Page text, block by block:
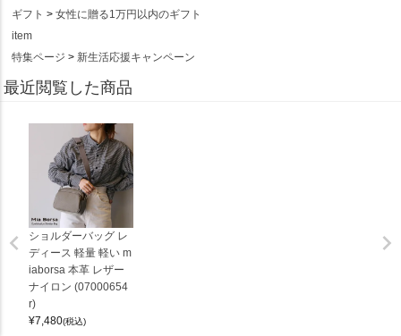
ギフト
女性に贈る1万円以内のギフト
item
特集ページ
新生活応援キャンペーン
最近閲覧した商品
ショルダーバッグ レ
ディース 軽量 軽い m
iaborsa 本革 レザー
ナイロン (07000654
r)
¥7,480(税込)